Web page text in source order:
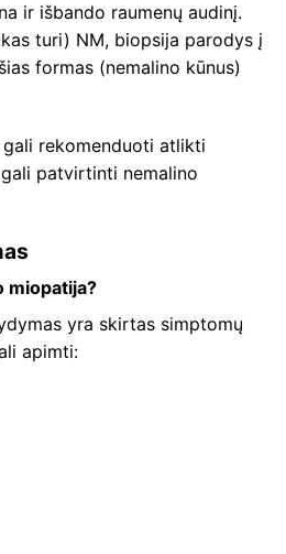
ir išbando raumenų audinį.
turi) NM, biopsija parodys į
formas (nemalino kūnus)
rekomenduoti atlikti
patvirtinti nemalino
miopatija?
yra skirtas simptomų
apimti: